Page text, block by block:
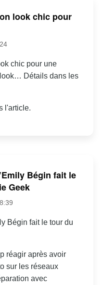
look chic pour
chic pour une
Détails dans les
l'article.
Bégin fait le
Geek
Bégin fait le tour du
réagir après avoir
sur les réseaux
avec